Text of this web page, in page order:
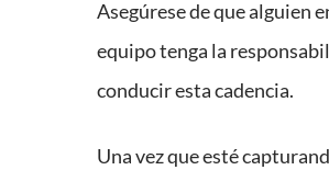
Asegúrese de que alguien
equipo tenga la
conducir esta cadencia.
Una vez que esté